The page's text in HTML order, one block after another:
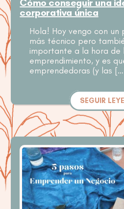
Cómo conseguir una
corporativa única
Hola! Hoy vengo con un
más técnico pero
importante a la hora de
emprendimiento, y es
emprendedoras (y las
SEGUIR